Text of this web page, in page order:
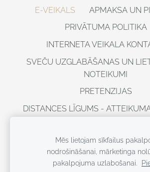
E-VEIKALS
APMAKSA UN
PRIVĀTUMA POLITIKA
INTERNETA VEIKALA
SVEČU UZGLABĀŠANAS UN
NOTEIKUMI
PRETENZIJAS
DISTANCES LĪGUMS -
DOBELESSVECES, 2021
Sīkdatnes
Mēs lietojam sīkfailus
nodrošināšanai, mārketinga
pakalpojuma uzlabošanai.